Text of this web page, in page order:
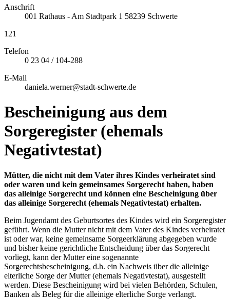
Anschrift
001 Rathaus - Am Stadtpark 1 58239 Schwerte
121
Telefon
0 23 04 / 104-288
E-Mail
daniela.werner@stadt-schwerte.de
Bescheinigung aus dem
Sorgeregister (ehemals
Negativtestat)
Mütter, die nicht mit dem Vater ihres Kindes verheiratet sind
oder waren und kein gemeinsames Sorgerecht haben, haben
das alleinige Sorgerecht und können eine Bescheinigung über
das alleinige Sorgerecht (ehemals Negativtestat) erhalten.
Beim Jugendamt des Geburtsortes des Kindes wird ein Sorgeregister
geführt. Wenn die Mutter nicht mit dem Vater des Kindes verheiratet
ist oder war, keine gemeinsame Sorgeerklärung abgegeben wurde
und bisher keine gerichtliche Entscheidung über das Sorgerecht
vorliegt, kann der Mutter eine sogenannte
Sorgerechtsbescheinigung, d.h. ein Nachweis über die alleinige
elterliche Sorge der Mutter (ehemals Negativtestat), ausgestellt
werden. Diese Bescheinigung wird bei vielen Behörden, Schulen,
Banken als Beleg für die alleinige elterliche Sorge verlangt.